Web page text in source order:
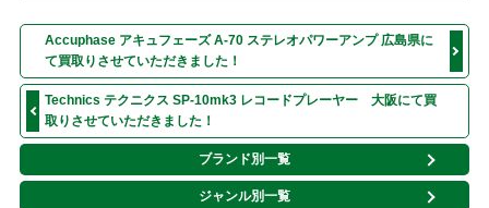
Accuphase アキュフェーズ A-70 ステレオパワーアンプ 広島県に
て買取りさせていただきました！
Technics テクニクス SP-10mk3 レコードプレーヤー 大阪にて買
取りさせていただきました！
ブランド別一覧
ジャンル別一覧